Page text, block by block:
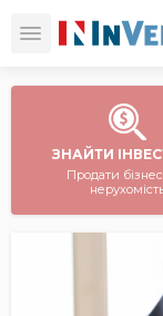
ЗНАЙТИ
Продати